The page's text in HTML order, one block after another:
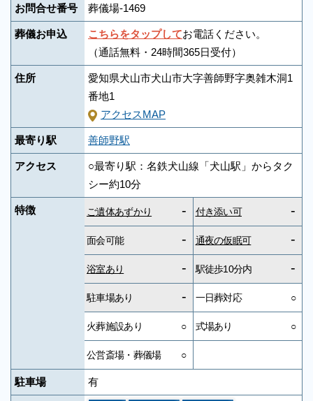
お問合せ番号 葬儀場-1469
葬儀お申込 こちらをタップしてお電話ください。
（通話無料・24時間365日受付）
住所
愛知県犬山市犬山市大字善師野字奥雑木洞1
番地1
アクセスMAP
最寄り駅 善師野駅
アクセス
○最寄り駅：名鉄犬山線「犬山駅」からタク
シー約10分
特徴 ご遺体あずかり - 付き添い可 -
面会可能 - 通夜の仮眠可 -
浴室あり - 駅徒歩10分内 -
駐車場あり - 一日葬対応 ○
火葬施設あり ○ 式場あり ○
公営斎場・葬儀場 ○
駐車場 有